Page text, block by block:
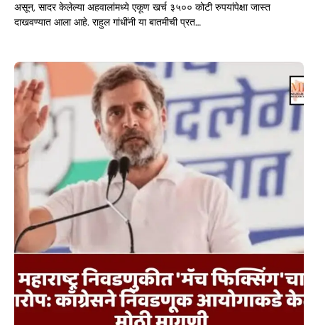
असून, सादर केलेल्या अहवालांमध्ये एकूण खर्च ३५०० कोटी रुपयांपेक्षा जास्त
दाखवण्यात आला आहे. राहुल गांधींनी या बातमीची प्रत…